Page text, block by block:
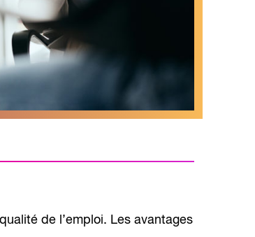
de l’emploi. Les avantages